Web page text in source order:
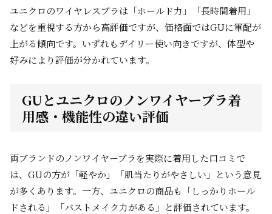
ユニクロのワイヤレスブラは「ホールド力」「長時間着用」
などを重視する方から高評価ですが、価格面ではGUに軍配が
上がる傾向です。いずれもデイリー使い向きですが、体型や
好みにより評価が分かれています。
GUとユニクロのノンワイヤーブラ着
用感・機能性の違い評価
両ブランドのノンワイヤーブラを実際に着用した口コミで
は、GUの方が「軽やか」「肌当たりがやさしい」という意見
が多くあります。一方、ユニクロの商品も「しっかりホール
ドされる」「バストメイク力がある」と評価されています。